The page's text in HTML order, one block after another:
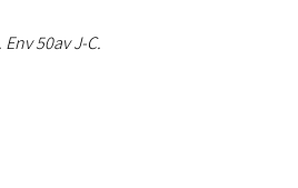
les Parisii et les
50av J-C.